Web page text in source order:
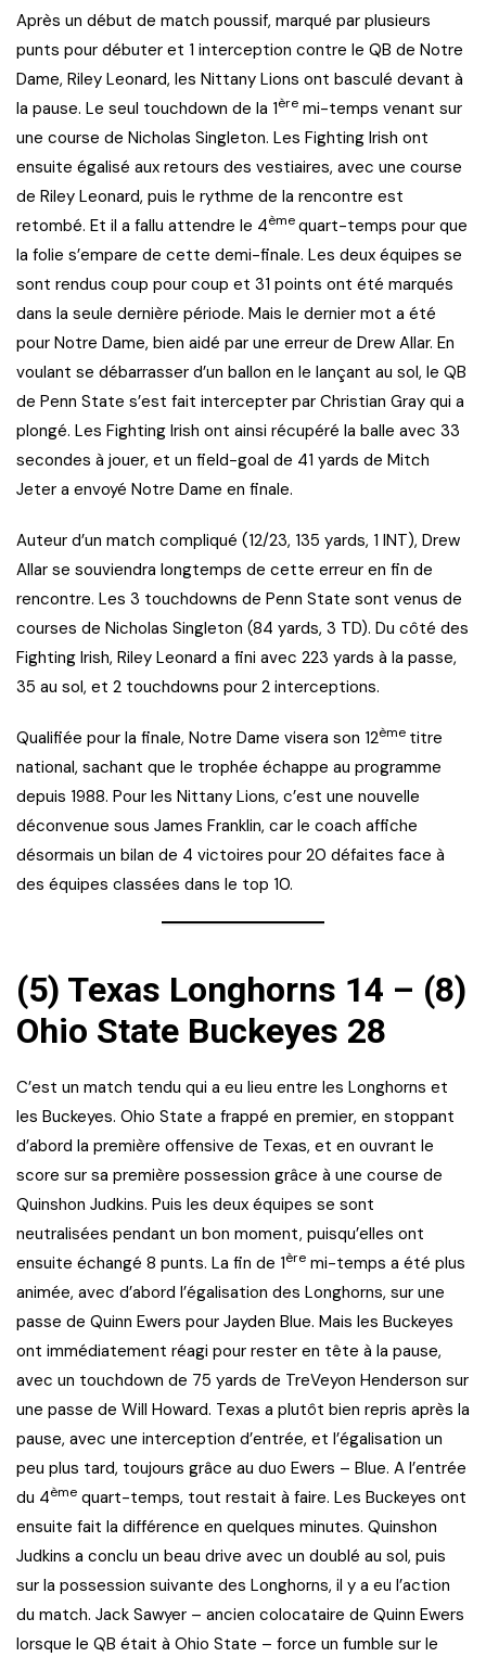
Après un début de match poussif, marqué par plusieurs
punts pour débuter et 1 interception contre le QB de Notre
Dame, Riley Leonard, les Nittany Lions ont basculé devant à
la pause. Le seul touchdown de la 1ère mi-temps venant sur
une course de Nicholas Singleton. Les Fighting Irish ont
ensuite égalisé aux retours des vestiaires, avec une course
de Riley Leonard, puis le rythme de la rencontre est
retombé. Et il a fallu attendre le 4èmequart-temps pour que
la folie s’empare de cette demi-finale. Les deux équipes se
sont rendus coup pour coup et 31 points ont été marqués
dans la seule dernière période. Mais le dernier mot a été
pour Notre Dame, bien aidé par une erreur de Drew Allar. En
voulant se débarrasser d’un ballon en le lançant au sol, le QB
de Penn State s’est fait intercepter par Christian Gray qui a
plongé. Les Fighting Irish ont ainsi récupéré la balle avec 33
secondes à jouer, et un field-goal de 41 yards de Mitch
Jeter a envoyé Notre Dame en finale.
Auteur d’un match compliqué (12/23, 135 yards, 1 INT), Drew
Allar se souviendra longtemps de cette erreur en fin de
rencontre. Les 3 touchdowns de Penn State sont venus de
courses de Nicholas Singleton (84 yards, 3 TD). Du côté des
Fighting Irish, Riley Leonard a fini avec 223 yards à la passe,
35 au sol, et 2 touchdowns pour 2 interceptions.
Qualifiée pour la finale, Notre Dame visera son 12ème titre
national, sachant que le trophée échappe au programme
depuis 1988. Pour les Nittany Lions, c’est une nouvelle
déconvenue sous James Franklin, car le coach affiche
désormais un bilan de 4 victoires pour 20 défaites face à
des équipes classées dans le top 10.
(5) Texas Longhorns 14 – (8)
Ohio State Buckeyes 28
C’est un match tendu qui a eu lieu entre les Longhorns et
les Buckeyes. Ohio State a frappé en premier, en stoppant
d’abord la première offensive de Texas, et en ouvrant le
score sur sa première possession grâce à une course de
Quinshon Judkins. Puis les deux équipes se sont
neutralisées pendant un bon moment, puisqu’elles ont
ensuite échangé 8 punts. La fin de 1ère mi-temps a été plus
animée, avec d’abord l’égalisation des Longhorns, sur une
passe de Quinn Ewers pour Jayden Blue. Mais les Buckeyes
ont immédiatement réagi pour rester en tête à la pause,
avec un touchdown de 75 yards de TreVeyon Henderson sur
une passe de Will Howard. Texas a plutôt bien repris après la
pause, avec une interception d’entrée, et l’égalisation un
peu plus tard, toujours grâce au duo Ewers – Blue. A l’entrée
du 4ème quart-temps, tout restait à faire. Les Buckeyes ont
ensuite fait la différence en quelques minutes. Quinshon
Judkins a conclu un beau drive avec un doublé au sol, puis
sur la possession suivante des Longhorns, il y a eu l’action
du match. Jack Sawyer – ancien colocataire de Quinn Ewers
lorsque le QB était à Ohio State – force un fumble sur le